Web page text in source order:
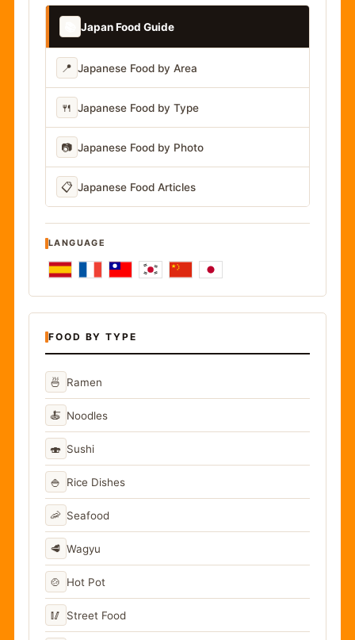
Japan Food Guide
📍 Japanese Food by Area
🍴 Japanese Food by Type
📷 Japanese Food by Photo
📋 Japanese Food Articles
LANGUAGE
FOOD BY TYPE
🍜 Ramen
🍝 Noodles
🍣 Sushi
🍚 Rice Dishes
🦐 Seafood
🥩 Wagyu
🍲 Hot Pot
🥢 Street Food